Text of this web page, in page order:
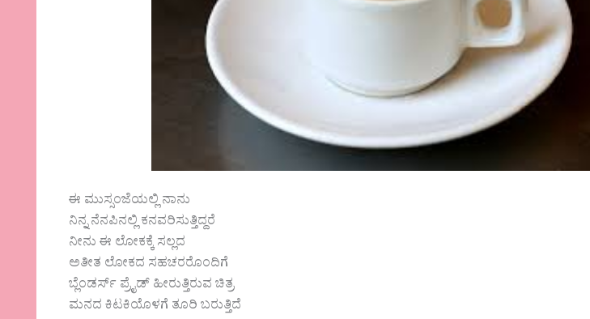
ಈ ಮುಸ್ಸಂಜೆಯಲ್ಲಿ ನಾನು
ನಿನ್ನ ನೆನಪಿನಲ್ಲಿ ಕನವರಿಸುತ್ತಿದ್ದರೆ
ನೀನು ಈ ಲೋಕಕ್ಕೆ ಸಲ್ಲದ
ಅತೀತ ಲೋಕದ ಸಹಚರರೊಂದಿಗೆ
ಬ್ಲೆಂಡರ್ಸ್ ಪ್ರೈಡ್ ಹೀರುತ್ತಿರುವ ಚಿತ್ರ
ಮನದ ಕಿಟಕಿಯೊಳಗೆ ತೂರಿ ಬರುತ್ತಿದೆ